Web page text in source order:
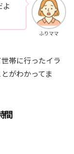
ふりママ
よ
帯に行ったイラ
がわかってま